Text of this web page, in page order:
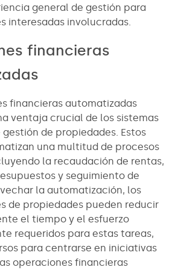
general de gestión para
interesadas involucradas.
financieras
financieras automatizadas
ventaja crucial de los sistemas
de propiedades. Estos
una multitud de procesos
la recaudación de rentas,
y seguimiento de
la automatización, los
de propiedades pueden reducir
el tiempo y el esfuerzo
requeridos para estas tareas,
para centrarse en iniciativas
operaciones financieras